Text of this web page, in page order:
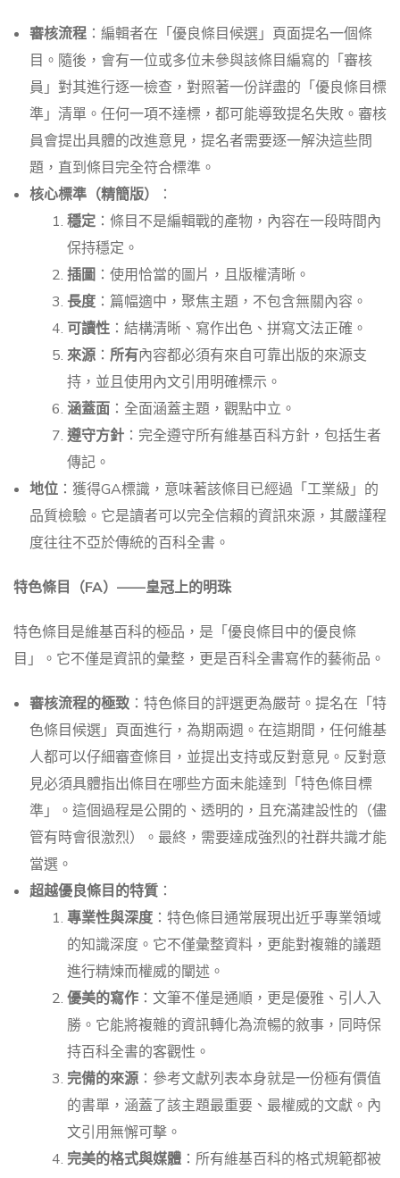
審核流程 ：編輯者在「優良條目候選」頁面提名一個條
目。隨後，會有一位或多位未參與該條目編寫的「審核
員」對其進行逐一檢查，對照著一份詳盡的「優良條目標
準」清單。任何一項不達標，都可能導致提名失敗。審核
員會提出具體的改進意見，提名者需要逐一解決這些問
題，直到條目完全符合標準。
核心標準（精簡版）
：
穩定 ：條目不是編輯戰的產物，內容在一段時間內
保持穩定。
插圖 ：使用恰當的圖片，且版權清晰。
長度 ：篇幅適中，聚焦主題，不包含無關內容。
可讀性 ：結構清晰、寫作出色、拼寫文法正確。
來源 ： 所有內容都必須有來自可靠出版的來源支
持，並且使用內文引用明確標示。
涵蓋面 ：全面涵蓋主題，觀點中立。
遵守方針 ：完全遵守所有維基百科方針，包括生者
傳記。
地位 ：獲得GA標識，意味著該條目已經過「工業級」的
品質檢驗。它是讀者可以完全信賴的資訊來源，其嚴謹程
度往往不亞於傳統的百科全書。
特色條目（FA）——皇冠上的明珠
特色條目是維基百科的極品，是「優良條目中的優良條
目」。它不僅是資訊的彙整，更是百科全書寫作的藝術品。
審核流程的極致 ：特色條目的評選更為嚴苛。提名在「特
色條目候選」頁面進行，為期兩週。在這期間，任何維基
人都可以仔細審查條目，並提出支持或反對意見。反對意
見必須具體指出條目在哪些方面未能達到「特色條目標
準」。這個過程是公開的、透明的，且充滿建設性的（儘
管有時會很激烈）。最終，需要達成強烈的社群共識才能
當選。
超越優良條目的特質 ：
專業性與深度 ：特色條目通常展現出近乎專業領域
的知識深度。它不僅彙整資料，更能對複雜的議題
進行精煉而權威的闡述。
優美的寫作 ：文筆不僅是通順，更是優雅、引人入
勝。它能將複雜的資訊轉化為流暢的敘事，同時保
持百科全書的客觀性。
完備的來源 ：參考文獻列表本身就是一份極有價值
的書單，涵蓋了該主題最重要、最權威的文獻。內
文引用無懈可擊。
完美的格式與媒體 ：所有維基百科的格式規範都被